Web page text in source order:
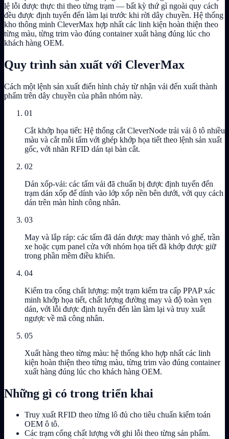
lệ lỗi được thực thi theo từng trạm — bất kỳ thứ gì ngoài quy cách
đều được định tuyến đến làm lại trước khi rời dây chuyền. Hệ thống
kho thông minh CleverMax hợp nhất các linh kiện hoàn thiện theo
từng màu, từng trim vào đúng container xuất hàng đúng lúc cho
khách hàng OEM.
Quy trình sản xuất với CleverMax
Cách một lệnh sản xuất điển hình chảy từ nhận vải đến xuất thành
phẩm trên dây chuyền của phân nhóm này.
01
Cắt khớp họa tiết: Hệ thống cắt CleverNode trải vải ô tô nhiều
màu và cắt mỗi tấm với ghép khớp họa tiết theo lệnh sản xuất
gốc, với nhãn RFID dán tại bàn cắt.
02
Dán xốp-vải: các tấm vải đã chuẩn bị được định tuyến đến
trạm dán xốp để dính vào lớp xốp nền bên dưới, với quy cách
dán trên màn hình công nhân.
03
May và lắp ráp: các tấm đã dán được may thành vỏ ghế, trần
xe hoặc cụm panel cửa với nhóm họa tiết đã khớp được giữ
trong phần mềm điều khiển.
04
Kiểm tra cổng chất lượng: một trạm kiểm tra cấp PPAP xác
minh khớp họa tiết, chất lượng đường may và độ toàn vẹn
dán, với lỗi được định tuyến đến làn làm lại và truy xuất
ngược về mã công nhân.
05
Xuất hàng theo từng màu: hệ thống kho hợp nhất các linh
kiện hoàn thiện theo từng màu, từng trim vào đúng container
xuất hàng đúng lúc cho khách hàng OEM.
Những gì có trong triển khai
Truy xuất RFID theo từng lô đủ cho tiêu chuẩn kiểm toán
OEM ô tô.
Các trạm cổng chất lượng với ghi lỗi theo từng sản phẩm.